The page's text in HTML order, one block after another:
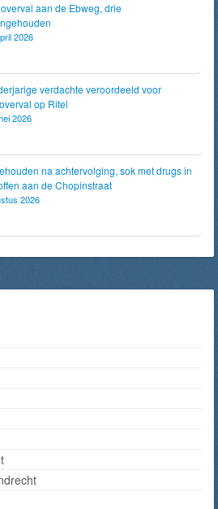
aan de Ebweg, drie
2026
verdachte veroordeeld voor
op Ritel
2026
na achtervolging, sok met drugs in
aan de Chopinstraat
2026